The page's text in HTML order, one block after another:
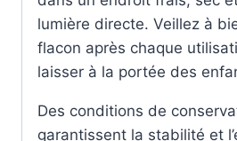
lumière directe. Veillez à
flacon après chaque
laisser à la portée des
Des conditions de
garantissent la stabilité et